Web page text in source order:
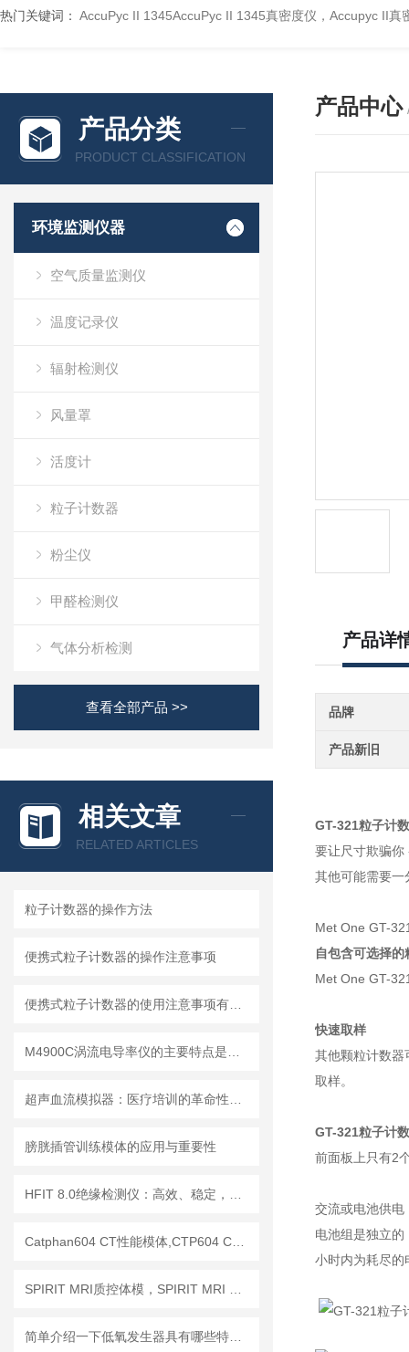
热门关键词： AccuPyc II 1345AccuPyc II 1345真密度仪，Accupyc II真
产品分类
PRODUCT CLASSIFICATION
环境监测仪器
空气质量监测仪
温度记录仪
辐射检测仪
风量罩
活度计
粒子计数器
粉尘仪
甲醛检测仪
气体分析检测
查看全部产品 >>
相关文章
RELATED ARTICLES
粒子计数器的操作方法
便携式粒子计数器的操作注意事项
膀胱插管训练模体的应用与重要性
产品中心
产品详
品牌
产品新旧
GT-321粒子计
要让尺寸欺骗
其他可能需要一
Met One GT-
自包含可选择的
Met One GT-
快速取样
其他颗粒计数器
取样。
GT-321粒子计
前面板上只有2
交流或电池供电
电池组是独立
小时内为耗尽的